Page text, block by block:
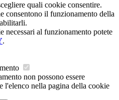
quali cookie consentire.
consentono il funzionamento della
necessari al funzionamento potete
.
non possono essere
l'elenco nella pagina della cookie